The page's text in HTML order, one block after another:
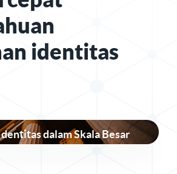
identitas
dalam Skala Besar